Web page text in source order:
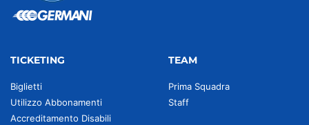
TICKETING
Biglietti
Utilizzo Abbonamenti
Accreditamento Disabili
TEAM
Prima Squadra
Staff